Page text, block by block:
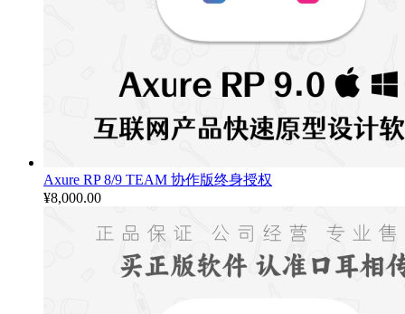
Axure RP 8/9 TEAM 协作版终身授权
¥8,000.00